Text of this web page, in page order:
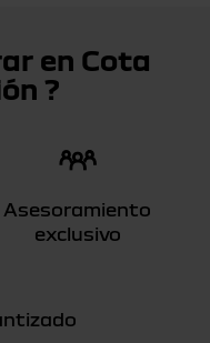
en Cota
?
Asesoramiento
exclusivo